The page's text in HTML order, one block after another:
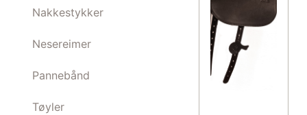
Nakkestykker
Nesereimer
Pannebånd
Tøyler